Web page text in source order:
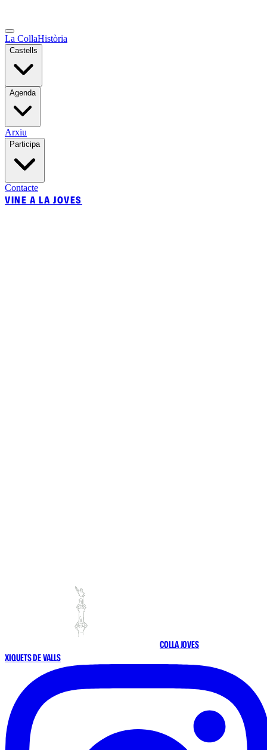
La CollaHistòria
Castells
Agenda
Arxiu
Participa
Contacte
VINE A LA JOVES
COLLA JOVES
XIQUETS DE VALLS